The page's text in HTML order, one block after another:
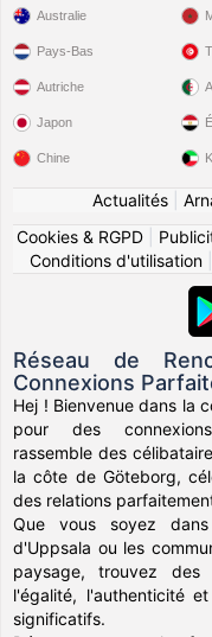
Australie
Pays-Bas
Autriche
Japon
Chine
Actualités|
Cookies & RGPD
Conditions d'utilisation|
Réseau de
Connexions
Hej ! Bienvenue dans la
pour des connexions
rassemble des
la côte de Göteborg,
des relations
Que vous soyez
d'Uppsala ou les
paysage, trouvez des
l'égalité, l'authenticité
significatifs.